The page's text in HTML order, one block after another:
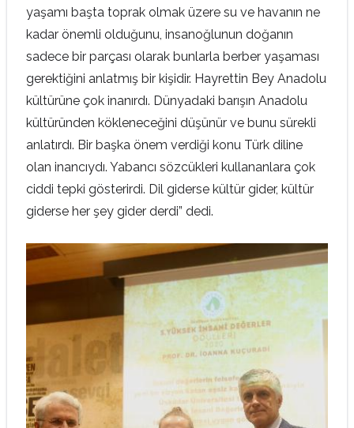
yaşamı başta toprak olmak üzere su ve havanın ne
kadar önemli olduğunu, insanoğlunun doğanın
sadece bir parçası olarak bunlarla berber yaşaması
gerektiğini anlatmış bir kişidir. Hayrettin Bey Anadolu
kültürüne çok inanırdı. Dünyadaki barışın Anadolu
kültüründen kökleneceğini düşünür ve bunu sürekli
anlatırdı. Bir başka önem verdiği konu Türk diline
olan inancıydı. Yabancı sözcükleri kullananlara çok
ciddi tepki gösterirdi. Dil giderse kültür gider, kültür
giderse her şey gider derdi” dedi.